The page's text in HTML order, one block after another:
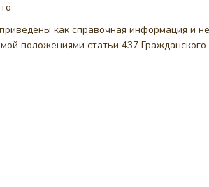
как справочная информация и
положениями статьи 437 Гражданского